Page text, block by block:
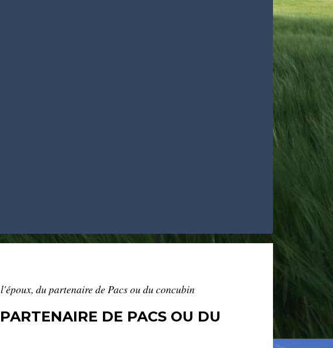
du partenaire de Pacs ou du concubin
DE PACS OU DU